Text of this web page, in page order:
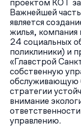
проектом КОТ
Важнейшей
является
жилья, компания
24 социальных
поликлиники) и
«Главстрой
собственную
обслуживающую
стратегии
внимание
управлению.